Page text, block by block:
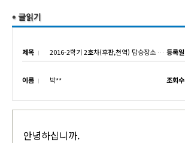
제목 2016-2학기 2호차(후판,천역) 탑승장소 안내 등록일
이름 박** 조회수
안녕하십니까.